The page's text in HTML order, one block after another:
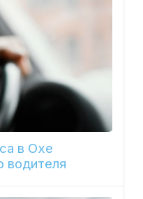
в Охе
водителя